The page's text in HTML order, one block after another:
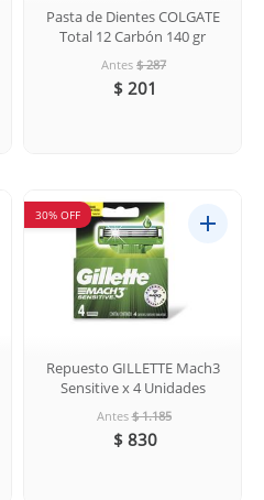
Pasta de Dientes COLGATE
Total 12 Carbón 140 gr
Antes $ 287
$ 201
30% OFF
Repuesto GILLETTE Mach3
Sensitive x 4 Unidades
Antes $ 1.185
$ 830